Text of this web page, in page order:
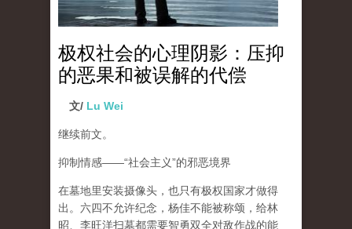
极权社会的心理阴影：压抑
的恶果和被误解的代偿
文/ Lu Wei
继续前文。
抑制情感——“社会主义”的邪恶境界
在墓地里安装摄像头，也只有极权国家才做得
出。六四不允许纪念，杨佳不能被称颂，给林
昭、李旺洋扫墓都需要智勇双全对敌作战的能